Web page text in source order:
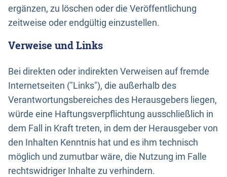
ergänzen, zu löschen oder die Veröffentlichung
zeitweise oder endgültig einzustellen.
Verweise und Links
Bei direkten oder indirekten Verweisen auf fremde
Internetseiten ("Links"), die außerhalb des
Verantwortungsbereiches des Herausgebers liegen,
würde eine Haftungsverpflichtung ausschließlich in
dem Fall in Kraft treten, in dem der Herausgeber von
den Inhalten Kenntnis hat und es ihm technisch
möglich und zumutbar wäre, die Nutzung im Falle
rechtswidriger Inhalte zu verhindern.